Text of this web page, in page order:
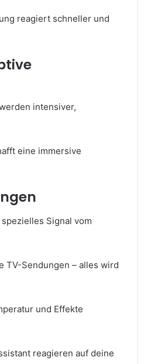
reagiert schneller und
intensiver,
eine immersive
Signal vom
TV-Sendungen – alles wird
und Effekte
reagieren auf deine